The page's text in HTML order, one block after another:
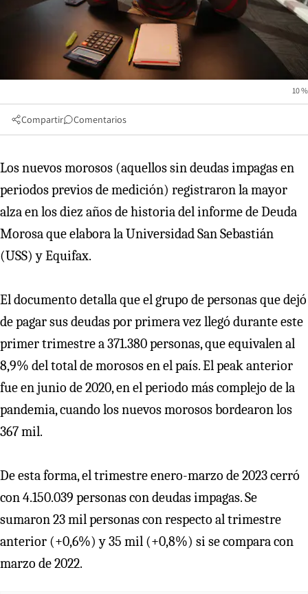
10 %
Compartir Comentarios
Los nuevos morosos (aquellos sin deudas impagas en
periodos previos de medición) registraron la mayor
alza en los diez años de historia del informe de Deuda
Morosa que elabora la Universidad San Sebastián
(USS) y Equifax.
El documento detalla que el grupo de personas que dejó
de pagar sus deudas por primera vez llegó durante este
primer trimestre a 371.380 personas, que equivalen al
8,9% del total de morosos en el país. El peak anterior
fue en junio de 2020, en el periodo más complejo de la
pandemia, cuando los nuevos morosos bordearon los
367 mil.
De esta forma, el trimestre enero-marzo de 2023 cerró
con 4.150.039 personas con deudas impagas. Se
sumaron 23 mil personas con respecto al trimestre
anterior (+0,6%) y 35 mil (+0,8%) si se compara con
marzo de 2022.